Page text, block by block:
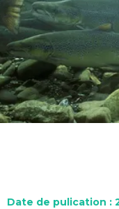
Date de pulication :